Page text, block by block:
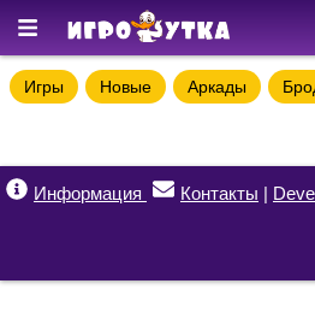
Игры Новые Аркады
Информация Контакты |